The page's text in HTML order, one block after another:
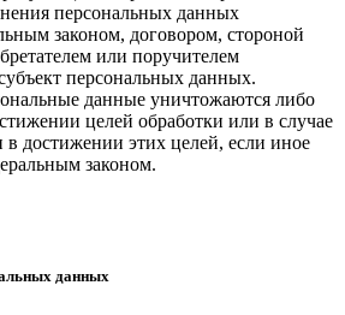
персональных данных
законом, договором, стороной
или поручителем
персональных данных.
данные уничтожаются либо
целей обработки или в случае
в достижении этих целей, если иное
законом.
данных